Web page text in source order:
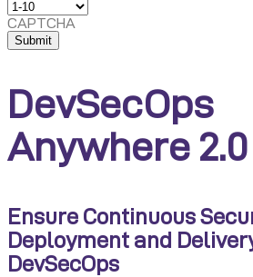
CAPTCHA
DevSecOps
Anywhere 2.0
Ensure Continuous
Deployment and
DevSecOps